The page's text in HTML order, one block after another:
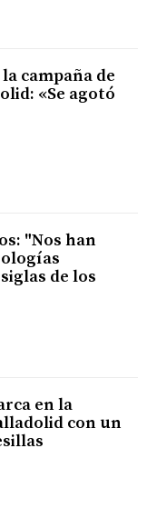
campaña de
«Se agotó
"​Nos han
de los
en la
con un